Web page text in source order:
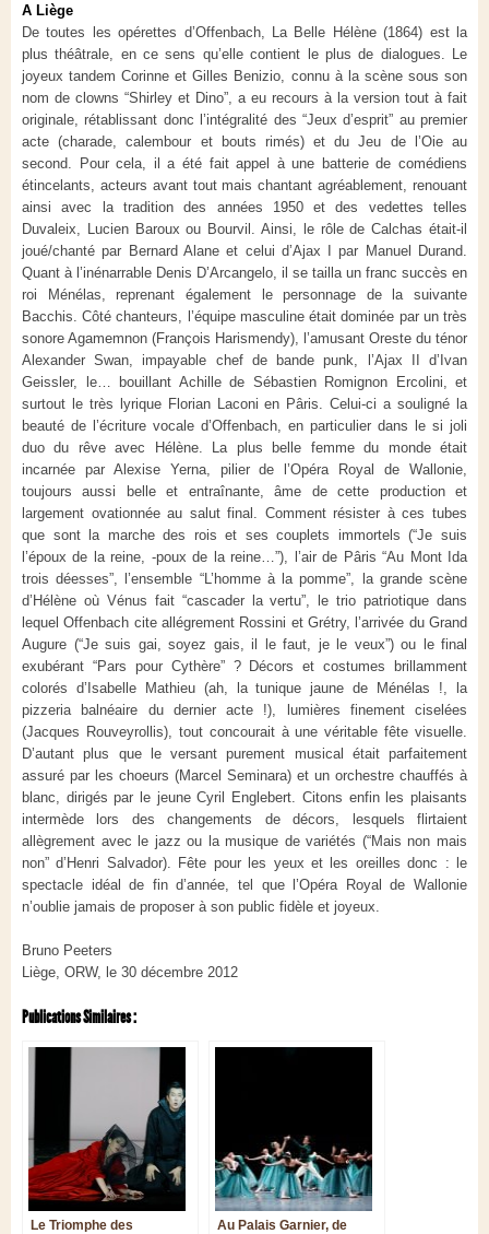
A Liège
De toutes les opérettes d’Offenbach, La Belle Hélène (1864) est la
plus théâtrale, en ce sens qu’elle contient le plus de dialogues. Le
joyeux tandem Corinne et Gilles Benizio, connu à la scène sous son
nom de clowns “Shirley et Dino”, a eu recours à la version tout à fait
originale, rétablissant donc l’intégralité des “Jeux d’esprit” au premier
acte (charade, calembour et bouts rimés) et du Jeu de l’Oie au
second.
Pour cela, il a été fait appel à une batterie de comédiens
étincelants, acteurs avant tout mais chantant agréablement, renouant
ainsi avec la tradition des années 1950 et des vedettes telles
Duvaleix, Lucien Baroux ou Bourvil. Ainsi, le rôle de Calchas était-il
joué/chanté par Bernard Alane et celui d’Ajax I par Manuel Durand.
Quant à l’inénarrable Denis D’Arcangelo, il se tailla un franc succès en
roi Ménélas, reprenant également le personnage de la suivante
Bacchis. Côté chanteurs, l’équipe masculine était dominée par un très
sonore Agamemnon (François Harismendy), l’amusant Oreste du ténor
Alexander Swan, impayable chef de bande punk, l’Ajax II d’Ivan
Geissler, le… bouillant Achille de Sébastien Romignon Ercolini, et
surtout le très lyrique Florian Laconi en Pâris. Celui-ci a souligné la
beauté de l’écriture vocale d’Offenbach, en particulier dans le si joli
duo du rêve avec Hélène. La plus belle femme du monde était
incarnée par Alexise Yerna, pilier de l’Opéra Royal de Wallonie,
toujours aussi belle et entraînante, âme de cette production et
largement ovationnée au salut final. Comment résister à ces tubes
que sont la marche des rois et ses couplets immortels (“Je suis
l’époux de la reine, -poux de la reine…”), l’air de Pâris “Au Mont Ida
trois déesses”, l’ensemble “L’homme à la pomme”, la grande scène
d’Hélène où Vénus fait “cascader la vertu”, le trio patriotique dans
lequel Offenbach cite allégrement Rossini et Grétry, l’arrivée du Grand
Augure (“Je suis gai, soyez gais, il le faut, je le veux”) ou le final
exubérant “Pars pour Cythère” ? Décors et costumes brillamment
colorés d’Isabelle Mathieu (ah, la tunique jaune de Ménélas !, la
pizzeria balnéaire du dernier acte !), lumières finement ciselées
(Jacques Rouveyrollis), tout concourait à une véritable fête visuelle.
D’autant plus que le versant purement musical était parfaitement
assuré par les choeurs (Marcel Seminara) et un orchestre chauffés à
blanc, dirigés par le jeune Cyril Englebert. Citons enfin les plaisants
intermède lors des changements de décors, lesquels flirtaient
allègrement avec le jazz ou la musique de variétés (“Mais non mais
non” d’Henri Salvador). Fête pour les yeux et les oreilles donc : le
spectacle idéal de fin d’année, tel que l’Opéra Royal de Wallonie
n’oublie jamais de proposer à son public fidèle et joyeux.
Bruno Peeters
Liège, ORW, le 30 décembre 2012
Publications Similaires :
Le Triomphe des
Au Palais Garnier, de